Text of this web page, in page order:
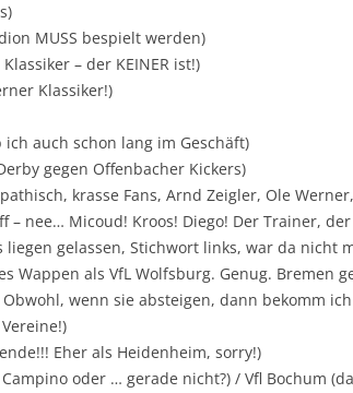
MUSS bespielt werden)
– der KEINER ist!)
Klassiker!)
auch schon lang im Geschäft)
gegen Offenbacher Kickers)
krasse Fans, Arnd Zeigler, Ole
– nee… Micoud! Kroos! Diego! Der Trainer,
liegen gelassen, Stichwort links, war da nicht
Wappen als VfL Wolfsburg. Genug. Bremen
wenn sie absteigen, dann bekomm
Eher als Heidenheim, sorry!)
oder … gerade nicht?) / Vfl Bochum